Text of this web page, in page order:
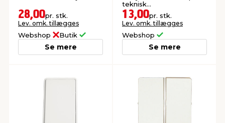
28,00pr. stk.
Lev. omk. tillægges
Webshop Butik
Se mere
teknisk
monteringsramme.
13,00pr. stk.
Lev. omk. tillægges
Webshop
Se mere